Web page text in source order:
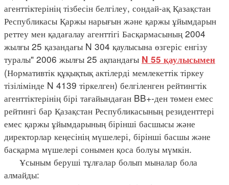
агенттіктерінің тізбесін белгілеу, сондай-ақ Қазақстан
Республикасы Қаржы нарығын және қаржы ұйымдарын
реттеу мен қадағалау агенттігі Басқармасының 2004
жылғы 25 қазандағы N 304 қаулысына өзгеріс енгізу
туралы" 2006 жылғы 25 ақпандағы N 55 қаулысымен
(Нормативтік құқықтық актілерді мемлекеттік тіркеу
тізілімінде N 4139 тіркелген) белгіленген рейтингтік
агенттіктерінің бірі тағайындаған BB+-ден төмен емес
рейтингі бар Қазақстан Республикасының резиденттері
емес қаржы ұйымдарының бірінші басшысы және
директорлар кеңесінің мүшелері, бірінші басшы және
басқарма мүшелері сонымен қоса болуы мүмкін.
Ұсыным беруші тұлғалар болып мыналар бола
алмайды: